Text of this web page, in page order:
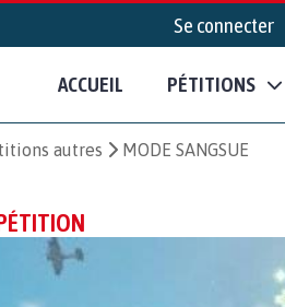
Se connecter
ACCUEIL PÉTITIONS
autres
MODE SANGSUE